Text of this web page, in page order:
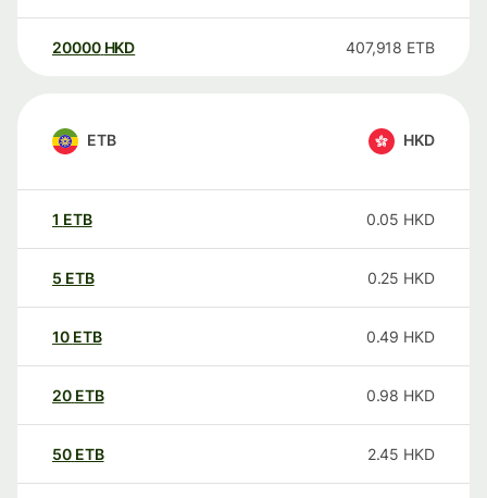
20000 HKD 407,918 ETB
ETB HKD
1 ETB 0.05 HKD
5 ETB 0.25 HKD
10 ETB 0.49 HKD
20 ETB 0.98 HKD
50 ETB 2.45 HKD